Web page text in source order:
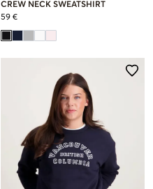
CREW NECK SWEATSHIRT
59 €